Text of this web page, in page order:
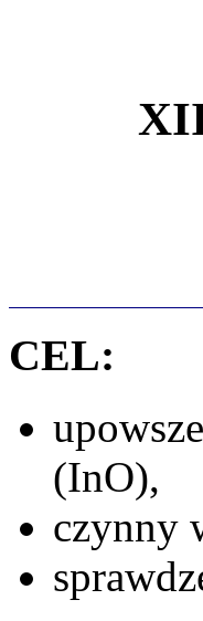
CEL:
(InO),
czynny